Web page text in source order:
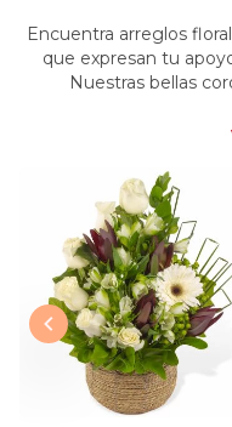
Encuentra arreglos
que expresan tu
Nuestras bellas